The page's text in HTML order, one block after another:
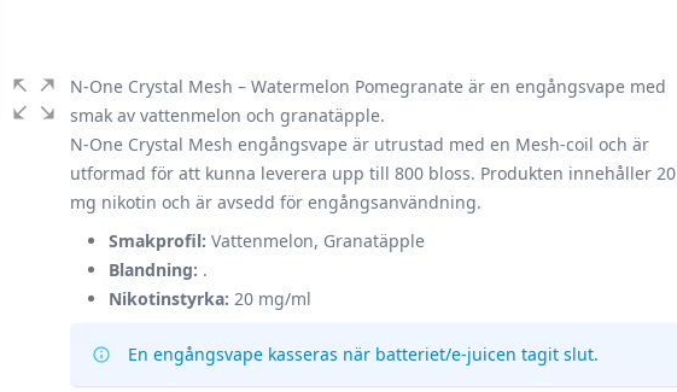
N-One Crystal Mesh – Watermelon Pomegranate är en engångsvape med
smak av vattenmelon och granatäpple.
N-One Crystal Mesh engångsvape är utrustad med en Mesh-coil och är
utformad för att kunna leverera upp till 800 bloss. Produkten innehåller 20
mg nikotin och är avsedd för engångsanvändning.
Smakprofil: Vattenmelon, Granatäpple
Blandning: .
Nikotinstyrka: 20 mg/ml
En engångsvape kasseras när batteriet/e-juicen tagit slut.